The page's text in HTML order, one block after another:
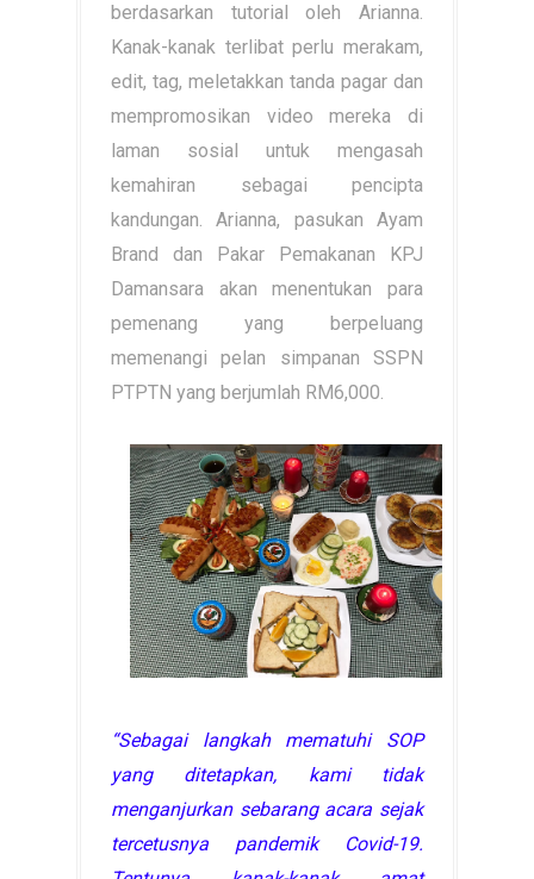
berdasarkan tutorial oleh Arianna.
Kanak-kanak terlibat perlu merakam,
edit, tag, meletakkan tanda pagar dan
mempromosikan video mereka di
laman sosial untuk mengasah
kemahiran sebagai pencipta
kandungan. Arianna, pasukan Ayam
Brand dan Pakar Pemakanan KPJ
Damansara akan menentukan para
pemenang yang berpeluang
memenangi pelan simpanan SSPN
PTPTN yang berjumlah RM6,000.
“Sebagai langkah mematuhi SOP
yang ditetapkan, kami tidak
menganjurkan sebarang acara sejak
tercetusnya pandemik Covid-19.